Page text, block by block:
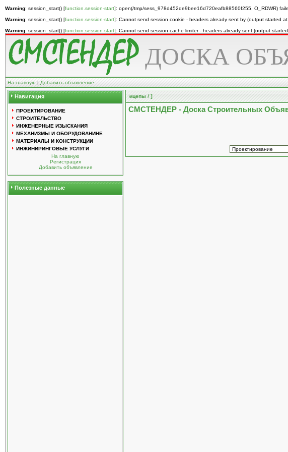
Warning: session_start() [function.session-start]: open(/tmp/sess_978d452de9bee16d720eafb88560f255, O_RDWR)
Warning: session_start() [function.session-start]: Cannot send session cookie - headers already sent by (output started
Warning: session_start() [function.session-start]: Cannot send session cache limiter - headers already sent (output
ДОСКА
На главную | Добавить объявление
Навигация
ПРОЕКТИРОВАНИЕ
СТРОИТЕЛЬСТВО
ИНЖЕНЕРНЫЕ ИЗЫСКАНИЯ
МЕХАНИЗМЫ И ОБОРУДОВАНИНЕ
МАТЕРИАЛЫ И КОНСТРУКЦИИ
ИНЖИНИРИНГОВЫЕ УСЛУГИ
На главную
Регистрация
Добавить объявление
Полезные данные
/ Автомобильный транспорт и полуприцепы / ]
СМСТЕНДЕР - Доска Строительных